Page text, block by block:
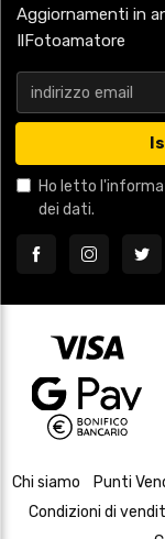
Aggiornamenti in
IlFotoamatore
Ho letto
dei dati.
Chi siamo Punti
Condizioni di